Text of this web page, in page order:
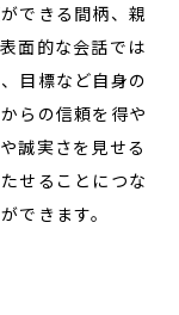
できる間柄、親
面的な会話では
目標など自身の
らの信頼を得や
誠実さを見せる
せることにつな
できます。